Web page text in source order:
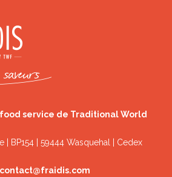
service de Traditional World
| BP154 | 59444 Wasquehal | Cedex
contact@fraidis.com